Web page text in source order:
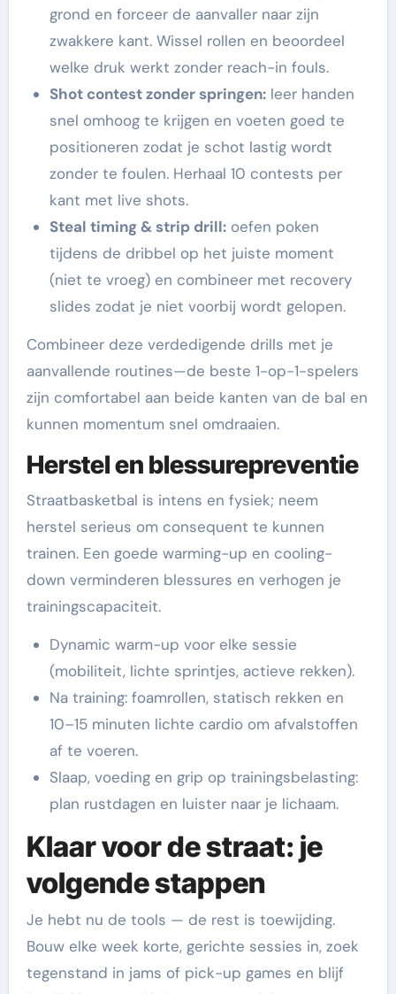
grond en forceer de aanvaller naar zijn
zwakkere kant. Wissel rollen en beoordeel
welke druk werkt zonder reach-in fouls.
Shot contest zonder springen:leer handen
snel omhoog te krijgen en voeten goed te
positioneren zodat je schot lastig wordt
zonder te foulen. Herhaal 10 contests per
kant met live shots.
Steal timing & strip drill:oefen poken
tijdens de dribbel op het juiste moment
(niet te vroeg) en combineer met recovery
slides zodat je niet voorbij wordt gelopen.
Combineer deze verdedigende drills met je
aanvallende routines—de beste 1-op-1-spelers
zijn comfortabel aan beide kanten van de bal en
kunnen momentum snel omdraaien.
Herstel en blessurepreventie
Straatbasketbal is intens en fysiek; neem
herstel serieus om consequent te kunnen
trainen. Een goede warming-up en cooling-
down verminderen blessures en verhogen je
trainingscapaciteit.
Dynamic warm-up voor elke sessie
(mobiliteit, lichte sprintjes, actieve rekken).
Na training: foamrollen, statisch rekken en
10–15 minuten lichte cardio om afvalstoffen
af te voeren.
Slaap, voeding en grip op trainingsbelasting:
plan rustdagen en luister naar je lichaam.
Klaar voor de straat: je
volgende stappen
Je hebt nu de tools — de rest is toewijding.
Bouw elke week korte, gerichte sessies in, zoek
tegenstand in jams of pick-up games en blijf